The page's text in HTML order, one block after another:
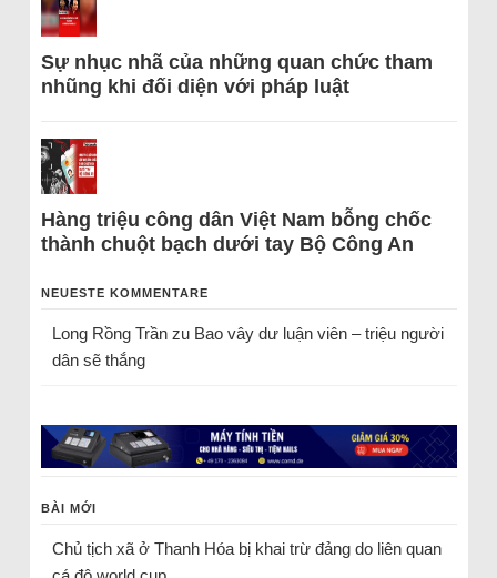
Sự nhục nhã của những quan chức tham
nhũng khi đối diện với pháp luật
Hàng triệu công dân Việt Nam bỗng chốc
thành chuột bạch dưới tay Bộ Công An
NEUESTE KOMMENTARE
Long Rồng Trầnzu Bao vây dư luận viên – triệu người
dân sẽ thắng
BÀI MỚI
Chủ tịch xã ở Thanh Hóa bị khai trừ đảng do liên quan